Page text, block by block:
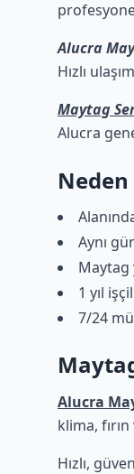
Alucra
Hızlı
Maytag
Alucra
Aynı
Maytag
1 yıl
7/24
Alucra
klima,
Hızlı,